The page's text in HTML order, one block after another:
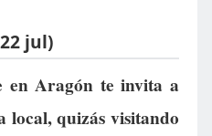
jul)
en Aragón te invita a
quizás visitando